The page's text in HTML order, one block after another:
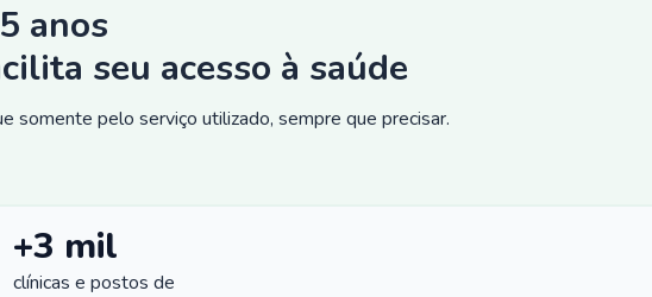
anos
seu acesso à saúde
somente pelo serviço utilizado, sempre que precisar.
+3 mil
clínicas e postos de